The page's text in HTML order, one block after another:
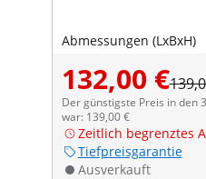
Abmessungen (LxBxH)
132,00 €
Der günstigste Preis in den
war: 139,00 €
Zeitlich begrenztes
Tiefpreisgarantie
Ausverkauft